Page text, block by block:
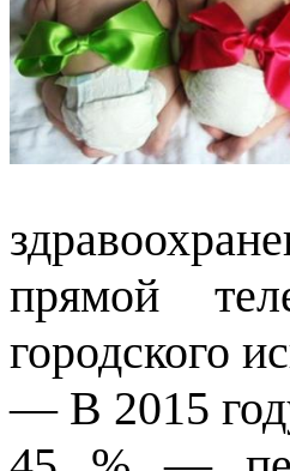
прямой
городского
— В 2015